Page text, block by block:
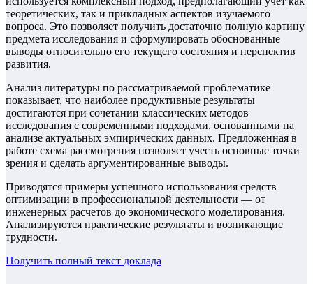
теоретических, так и прикладных аспектов изучаемого
вопроса. Это позволяет получить достаточно полную картину
предмета исследования и сформулировать обоснованные
выводы относительно его текущего состояния и перспектив
развития.
Анализ литературы по рассматриваемой проблематике
показывает, что наиболее продуктивные результаты
достигаются при сочетании классических методов
исследования с современными подходами, основанными на
анализе актуальных эмпирических данных. Предложенная в
работе схема рассмотрения позволяет учесть основные точки
зрения и сделать аргументированные выводы.
Приводятся примеры успешного использования средств
оптимизации в профессиональной деятельности — от
инженерных расчетов до экономического моделирования.
Анализируются практические результаты и возникающие
трудности.
Получить полный текст доклада